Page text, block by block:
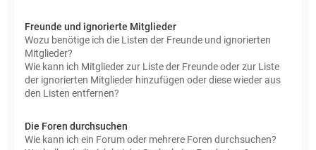
Freunde und ignorierte Mitglieder
Wozu benötige ich die Listen der Freunde und ignorierten
Mitglieder?
Wie kann ich Mitglieder zur Liste der Freunde oder zur Liste
der ignorierten Mitglieder hinzufügen oder diese wieder aus
den Listen entfernen?
Die Foren durchsuchen
Wie kann ich ein Forum oder mehrere Foren durchsuchen?